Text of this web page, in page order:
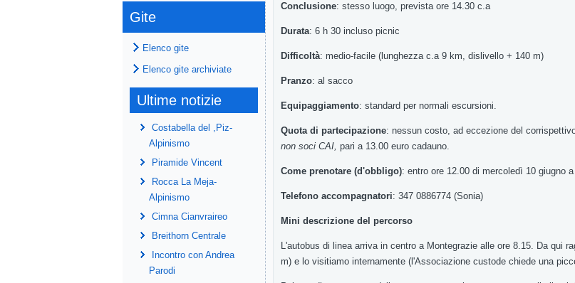
Gite
Elenco gite
Elenco gite archiviate
Ultime notizie
Costabella del ,Piz-
Alpinismo
Piramide Vincent
Rocca La Meja-
Alpinismo
Cimna Cianvraireo
Breithorn Centrale
Incontro con Andrea
Parodi
Conclusione: stesso luogo, prevista ore 14.30 c.a
Durata: 6 h 30 incluso picnic
Difficoltà: medio-facile ( lunghezza c.a 9 km, dislivello + 140 m)
Pranzo: al sacco
Equipaggiamento: standard per normali escursioni.
Quota di partecipazione: nessun costo, ad eccezione del
non soci CAI, pari a 13.00 euro cadauno.
Come prenotare (d'obbligo): entro ore 12.00 di mercoledì 10 giugno a
Telefono accompagnatori: 347 0886774 (Sonia)
Mini descrizione del percorso
L'autobus di linea arriva in centro a Montegrazie alle ore 8.15. Da qui
m) e lo visitiamo internamente ( l'Associazione custode chiede una